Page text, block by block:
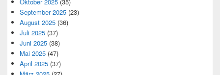
September 2025 (23)
August 2025 (36)
Juli 2025 (37)
Juni 2025 (38)
Mai 2025 (47)
April 2025 (37)